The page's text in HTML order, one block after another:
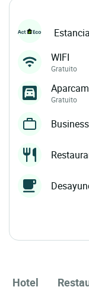
WIFI
Gratuito
Gratuito
Hotel